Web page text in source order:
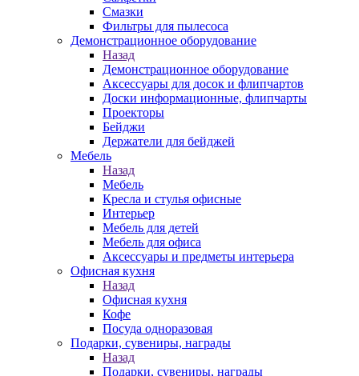
Смазки
Фильтры для пылесоса
Демонстрационное оборудование
Назад
Демонстрационное оборудование
Аксессуары для досок и флипчартов
Доски информационные, флипчарты
Проекторы
Бейджи
Держатели для бейджей
Мебель
Назад
Мебель
Кресла и стулья офисные
Интерьер
Мебель для детей
Мебель для офиса
Аксессуары и предметы интерьера
Офисная кухня
Назад
Офисная кухня
Кофе
Посуда одноразовая
Подарки, сувениры, награды
Назад
Подарки, сувениры, награды